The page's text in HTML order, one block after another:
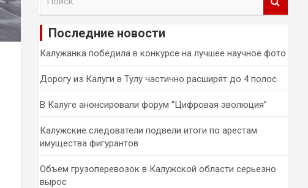
и
Последние новости
Калужанка победила в конкурсе на лучшее научное фото
Дорогу из Калуги в Тулу частично расширят до 4 полос
В Калуге анонсировали форум “Цифровая эволюция”
Калужские следователи подвели итоги по арестам
имущества фигурантов
Объем грузоперевозок в Калужской области серьезно
вырос